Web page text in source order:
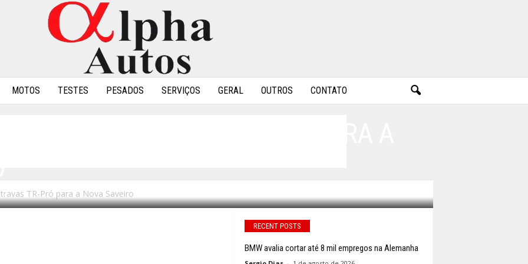
MOTOS TESTES PESADOS SERVIÇOS GERAL OUTROS CONTATO
TR-Pró para a Nova Saveiro
0
RECENT POSTS
BMW avalia cortar até 8 mil empregos na Alemanha